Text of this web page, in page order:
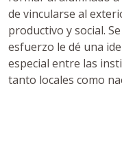
de vincularse al
productivo y social.
esfuerzo le dé una
especial entre las
tanto locales como